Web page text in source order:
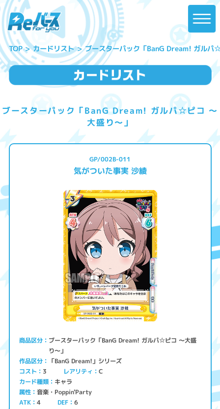
TOP カードリスト ブースターパック「BanG Dream! ガルパ
ブースターパック「BanG Dream! ガルパ☆ピコ ～
大盛り～」
GP/002B-011
気がついた事実 沙綾
商品区分 ブースターパック「BanG Dream! ガルパ☆ピコ ～大盛
り～」
作品区分 「BanG Dream!」シリーズ
コスト 3 レアリティ C
カード種類 キャラ
属性 音楽・Poppin'Party
ATK 4 DEF 6